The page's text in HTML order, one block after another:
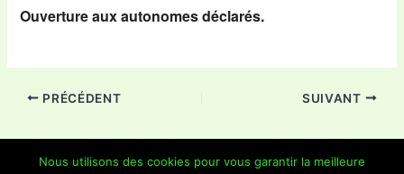
Ouverture aux autonomes déclarés.
PRÉCÉDENT SUIVANT
Nous utilisons des cookies pour vous garantir la meilleure